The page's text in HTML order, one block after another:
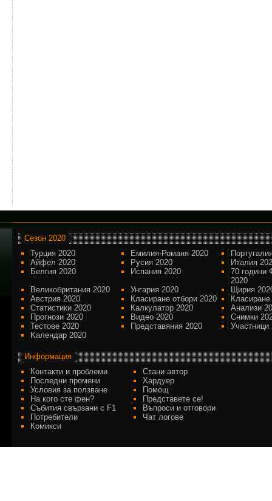
Сезон 2020
Турция 2020
Емилия-Романя 2020
Айфел 2020
Русия 2020
Италия
Белгия 2020
Испания 2020
70 години
2020
Великобритания 2020
Унгария 2020
Щирия
Австрия 2020
Класиране отбори 2020
Статистики 2020
Калкулатор 2020
Анализи
Прогнози 2020
Видео 2020
Снимки
Тестове 2020
Представяния 2020
Участници
Kалендар 2020
Информация
Контакти и проблеми
Стани автор
Последни промени
Хардуер
Условия за ползване
Помощ
На кого сте фен?
Представете се!
Събития свързани с F1
Въпроси и отговори
Потребители
Чат логове
Комикси